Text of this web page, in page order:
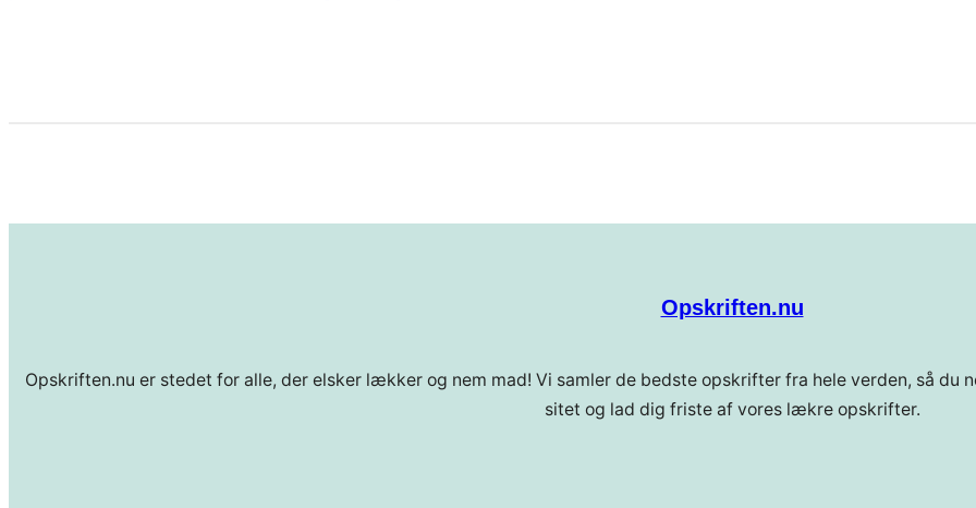
Opskriften.nu
Opskriften.nu er stedet for alle, der elsker lækker og nem mad! Vi samler de bedste opskrifter fra hele verden, så
sitet og lad dig friste af vores lækre opskrifter.